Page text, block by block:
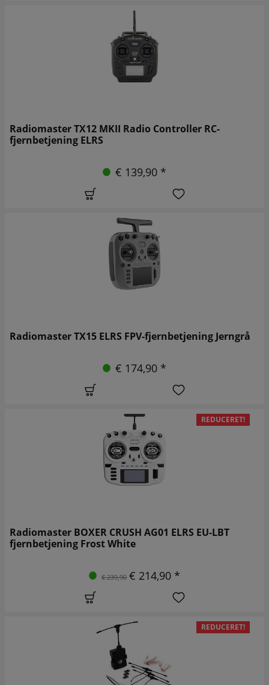
Radiomaster TX12 MKII Radio Controller RC-
fjernbetjening ELRS
€ 139,90 *
Radiomaster TX15 ELRS FPV-fjernbetjening Jerngrå
€ 174,90 *
REDUCERET!
Radiomaster BOXER CRUSH AG01 ELRS EU-LBT
fjernbetjening Frost White
€ 239,90 € 214,90 *
REDUCERET!